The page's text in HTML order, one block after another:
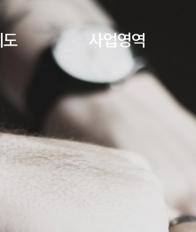
도 사업영역